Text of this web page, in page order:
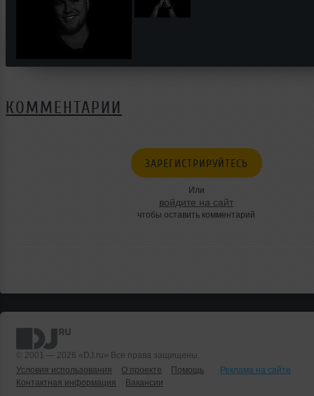
КОММЕНТАРИИ
ЗАРЕГИСТРИРУЙТЕСЬ
Или
войдите на сайт
чтобы оставить комментарий
© 2001 — 2026 «DJ.ru» Все права защищены.
Условия использования
О проекте Помощь
Реклама на сайте
Контактная информация
Вакансии